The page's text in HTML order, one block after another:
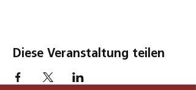
Diese Veranstaltung teilen